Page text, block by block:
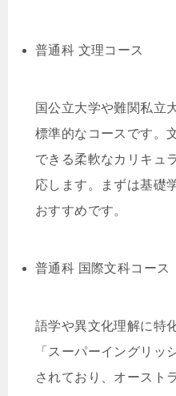
普通科 文理コース
国公立大学や難関私立
標準的なコースです。
できる柔軟なカリキュ
応します。まずは基礎
おすすめです。
普通科 国際文科コース
語学や異文化理解に特
「スーパーイングリッ
されており、オースト